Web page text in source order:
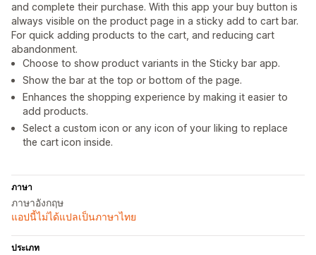
and complete their purchase. With this app your buy button is
always visible on the product page in a sticky add to cart bar.
For quick adding products to the cart, and reducing cart
abandonment.
Choose to show product variants in the Sticky bar app.
Show the bar at the top or bottom of the page.
Enhances the shopping experience by making it easier to
add products.
Select a custom icon or any icon of your liking to replace
the cart icon inside.
ภาษา
ภาษาอังกฤษ
แอปนี้ไม่ได้แปลเป็นภาษาไทย
ประเภท